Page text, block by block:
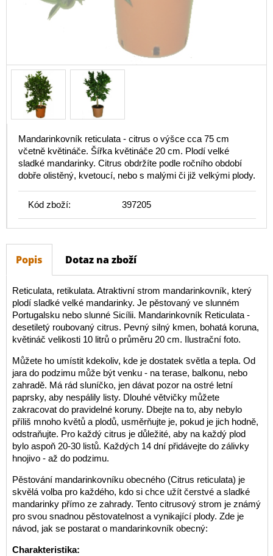
Mandarinkovník reticulata - citrus o výšce cca 75 cm
včetně květináče. Šířka květináče 20 cm. Plodí velké
sladké mandarinky. Citrus obdržíte podle ročního období
dobře olistěný, kvetoucí, nebo s malými či již velkými plody.
Kód zboží: 397205
Popis Dotaz na zboží
Reticulata, retikulata. Atraktivní strom mandarinkovník, který
plodí sladké velké mandarinky. Je pěstovaný ve slunném
Portugalsku nebo slunné Sicílii. Mandarinkovník Reticulata -
desetiletý roubovaný citrus. Pevný silný kmen, bohatá koruna,
květináč velikosti 10 litrů o průměru 20 cm. Ilustrační foto.
Můžete ho umístit kdekoliv, kde je dostatek světla a tepla. Od
jara do podzimu může být venku - na terase, balkonu, nebo
zahradě. Má rád sluníčko, jen dávat pozor na ostré letní
paprsky, aby nespálily listy. Dlouhé větvičky můžete
zakracovat do pravidelné koruny. Dbejte na to, aby nebylo
příliš mnoho květů a plodů, usměrňujte je, pokud je jich hodně,
odstraňujte. Pro každý citrus je důležité, aby na každý plod
bylo aspoň 20-30 listů. Každých 14 dní přidávejte do zálivky
hnojivo - až do podzimu.
Pěstování mandarinkovníku obecného (Citrus reticulata) je
skvělá volba pro každého, kdo si chce užít čerstvé a sladké
mandarinky přímo ze zahrady. Tento citrusový strom je známý
pro svou snadnou pěstovatelnost a vynikající plody. Zde je
návod, jak se postarat o mandarinkovník obecný:
Charakteristika: